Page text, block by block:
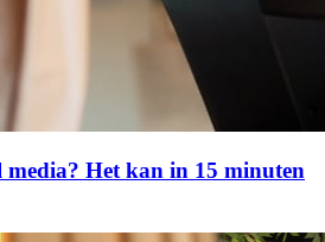
media? Het kan in 15 minuten